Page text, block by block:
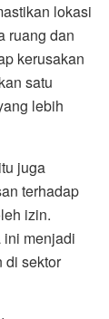
lokasi
ruang dan
kerusakan
satu
lebih
juga
terhadap
izin.
ini menjadi
di sektor